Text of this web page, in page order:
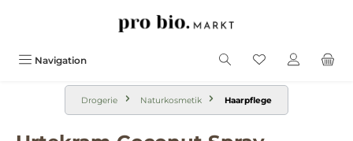
Navigation
Drogerie Naturkosmetik Haarpflege